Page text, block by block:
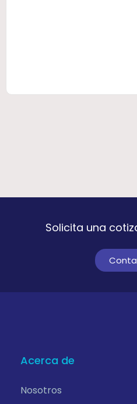
Solicita una
Acerca de
Nosotros